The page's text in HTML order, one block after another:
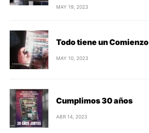
MAY 19, 2023
Todo tiene un Comienzo
MAY 10, 2023
Cumplimos 30 años
ABR 14, 2023